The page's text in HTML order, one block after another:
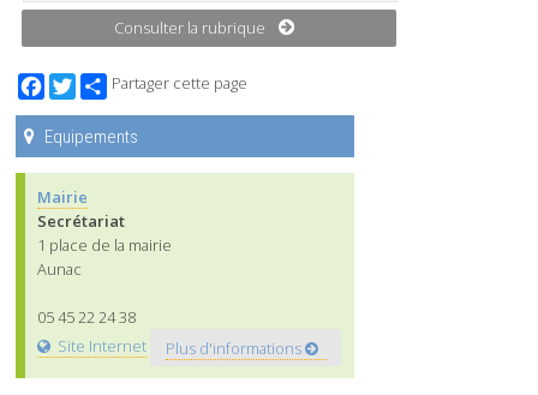
Consulter la rubrique
FacebookTwitterPartager cette page
Equipements
Mairie
Secrétariat
1 place de la mairie
Aunac
05 45 22 24 38
Site Internet
Plus d'informations